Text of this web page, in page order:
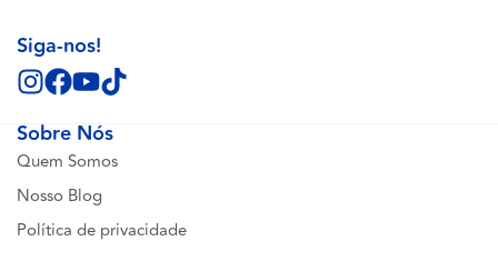
Sobre Nós
Quem Somos
Nosso Blog
Política de privacidade
Siga-nos!